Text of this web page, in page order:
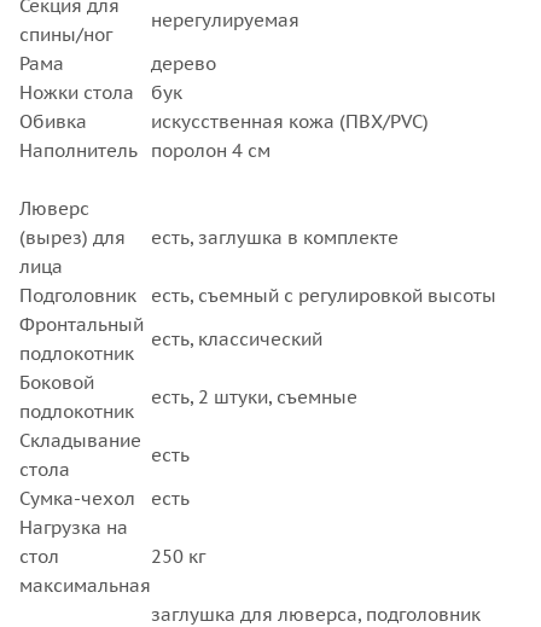
Секция для
спины/ног
нерегулируемая
Рама
дерево
Ножки стола
бук
Обивка
искусственная кожа (ПВХ/PVC)
Наполнитель
поролон 4 см
Люверс
(вырез) для
лица
есть, заглушка в комплекте
Подголовник
есть, съемный с регулировкой высоты
Фронтальный
подлокотник
есть, классический
Боковой
подлокотник
есть, 2 штуки, съемные
Складывание
стола
есть
Сумка-чехол
есть
Нагрузка на
стол
максимальная
250 кг
заглушка для люверса, подголовник